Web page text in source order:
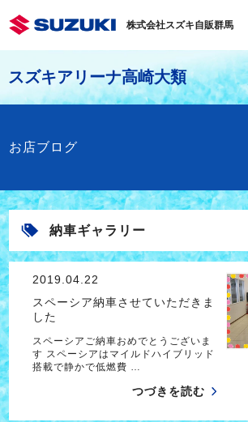
株式会社スズキ自販群馬
スズキアリーナ高崎大類
お店ブログ
納車ギャラリー
2019.04.22
スペーシア納車させていただきま
した
スペーシアご納車おめでとうございま
す スペーシアはマイルドハイブリッド
搭載で静かで低燃費 …
つづきを読む